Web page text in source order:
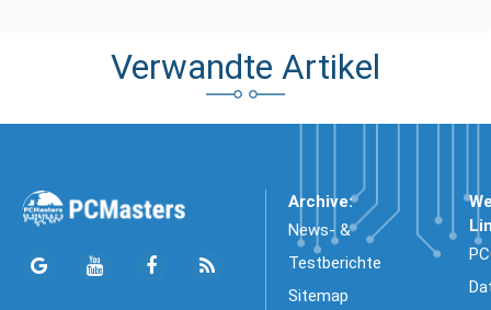
Verwandte Artikel
Archive:
News- &
Testberichte
Sitemap